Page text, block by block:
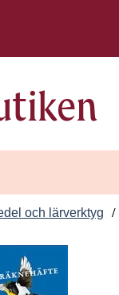
och lärverktyg